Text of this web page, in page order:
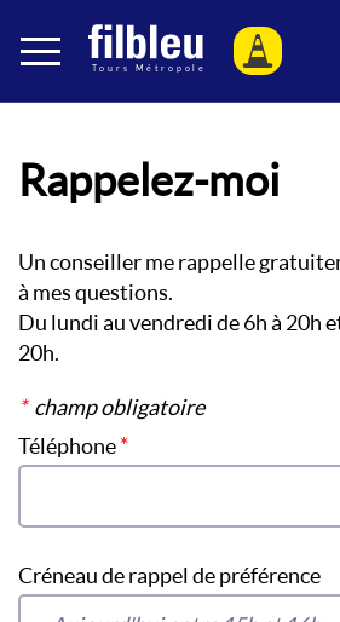
Rappelez-moi
Un conseiller me rappelle
à mes questions.
Du lundi au vendredi de 6h à 20h
20h.
*champ obligatoire
Téléphone*
Créneau de rappel de préférence